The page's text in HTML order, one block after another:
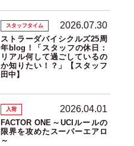
スタッフタイム 2026.07.30
ストラーダバイシクルズ25周
年blog！「スタッフの休日：
リアル何して過ごしているの
か知りたい！？」【スタッフ
田中】
入荷 2026.04.01
FACTOR ONE～UCIルールの
限界を攻めたスーパーエアロ
～